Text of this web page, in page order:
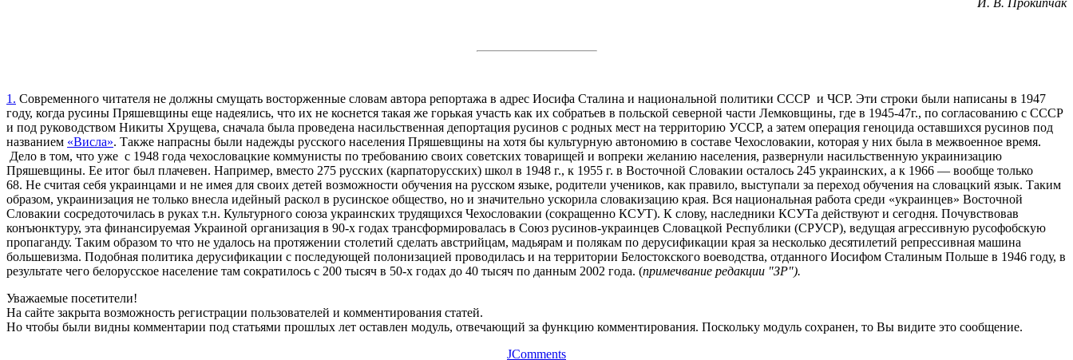
1. Современного читателя не должны смущать восторженные словам автора репортажа в адрес Иосифа Сталина и национальной политики СССР и ЧСР. Эти строки были написаны в 1947
году, когда русины Пряшевщины еще надеялись, что их не коснется такая же горькая участь как их собратьев в польской северной части Лемковщины, где в 1945-47г., по согласованию с СССР
и под руководством Никиты Хрущева, сначала была проведена насильственная депортация русинов с родных мест на территорию УССР, а затем операция геноцида оставшихся русинов под
названием «Висла». Также напрасны были надежды русского населения Пряшевщины на хотя бы культурную автономию в составе Чехословакии, которая у них была в межвоенное время.
Дело в том, что уже с 1948 года чехословацкие коммунисты по требованию своих советских товарищей и вопреки желанию населения, развернули насильственную украинизацию
Пряшевщины. Ее итог был плачевен. Например, вместо 275 русских (карпаторусских) школ в 1948 г., к 1955 г. в Восточной Словакии осталось 245 украинских, а к 1966 — вообще только
68. Не считая себя украинцами и не имея для своих детей возможности обучения на русском языке, родители учеников, как правило, выступали за переход обучения на словацкий язык. Таким
образом, украинизация не только внесла идейный раскол в русинское общество, но и значительно ускорила словакизацию края. Вся национальная работа среди «украинцев» Восточной
Словакии сосредоточилась в руках т.н. Культурного союза украинских трудящихся Чехословакии (сокращенно КСУТ). К слову, наследники КСУТа действуют и сегодня. Почувствовав
конъюнктуру, эта финансируемая Украиной организация в 90-х годах трансформировалась в Союз русинов-украинцев Словацкой Республики (СРУСР), ведущая агрессивную русофобскую
пропаганду. Таким образом то что не удалось на протяжении столетий сделать австрийцам, мадьярам и полякам по дерусификации края за несколько десятилетий репрессивная машина
большевизма. Подобная политика дерусификации с последующей полонизацией проводилась и на территории Белостокского воеводства, отданного Иосифом Сталиным Польше в 1946 году, в
результате чего белорусское население там сократилось с 200 тысяч в 50-х годах до 40 тысяч по данным 2002 года. (примечвание редакции "ЗР").
Уважаемые посетители!
На сайте закрыта возможность регистрации пользователей и комментирования статей.
Но чтобы были видны комментарии под статьями прошлых лет оставлен модуль, отвечающий за функцию комментирования. Поскольку модуль сохранен, то Вы видите это сообщение.
JComments